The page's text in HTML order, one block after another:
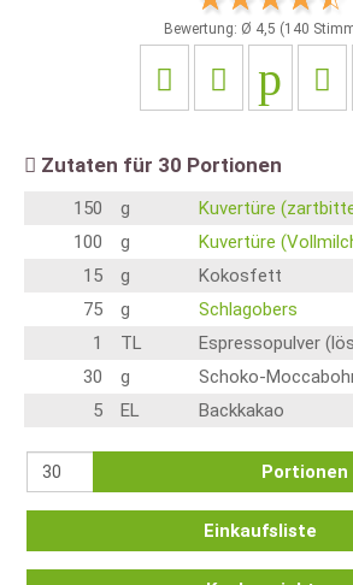
Bewertung: Ø 4,5 (140
Zutaten für 30 Portionen
150 g
Kuvertüre
100
g
Kuvertüre
15
g
Kokosfett
75
g
Schlagobers
1
TL
Espressopulver
30
g
Schoko-
5
EL Backkakao
Portionen
Einkaufsliste